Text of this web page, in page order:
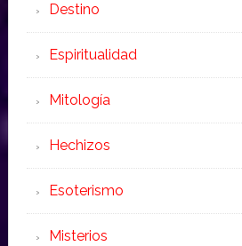
Destino
Espiritualidad
Mitología
Hechizos
Esoterismo
Misterios